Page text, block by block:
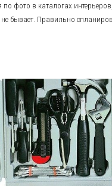
по фото в каталогах
бывает. Правильно